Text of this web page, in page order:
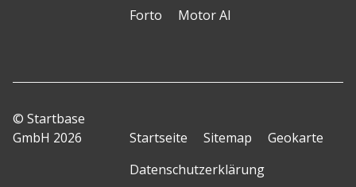
Forto
Motor AI
© Startbase
GmbH 2026
Startseite Sitemap
Geokarte
Datenschutzerklärung